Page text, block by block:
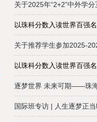
关于2025年“2+2”中外学
以珠科分数入读世界百强
关于推荐学生参加2025-
以珠科分数入读世界百强
逐梦世界 未来可期——珠
国际班专访 | 人生逐梦正